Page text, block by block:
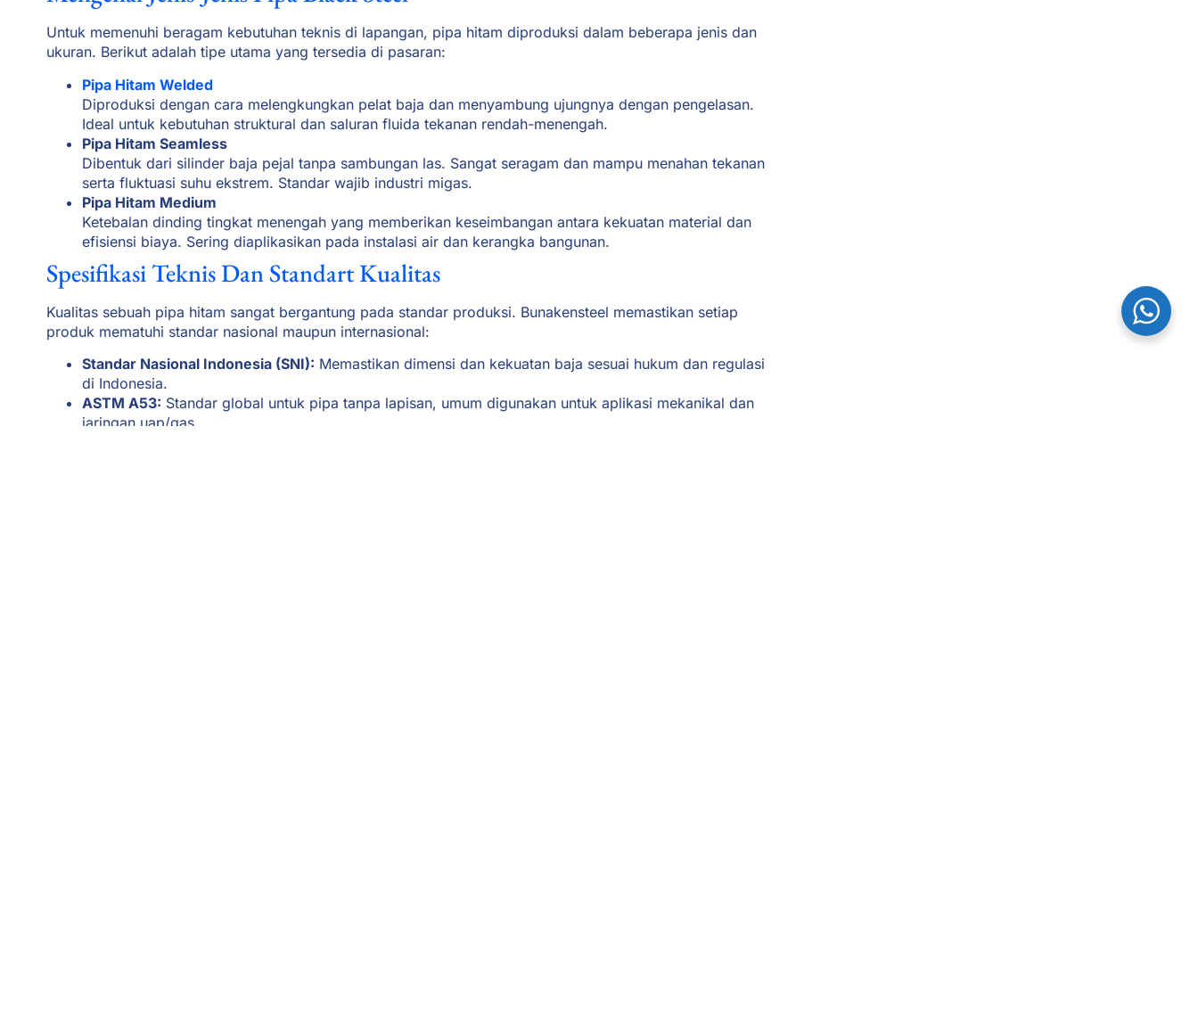
Untuk memenuhi beragam kebutuhan teknis di lapangan, pipa hitam diproduksi dalam beberapa jenis dan
ukuran. Berikut adalah tipe utama yang tersedia di pasaran:
Pipa Hitam Welded
Diproduksi dengan cara melengkungkan pelat baja dan menyambung ujungnya dengan pengelasan.
Ideal untuk kebutuhan struktural dan saluran fluida tekanan rendah-menengah.
Pipa Hitam Seamless
Dibentuk dari silinder baja pejal tanpa sambungan las. Sangat seragam dan mampu menahan tekanan
serta fluktuasi suhu ekstrem. Standar wajib industri migas.
Pipa Hitam Medium
Ketebalan dinding tingkat menengah yang memberikan keseimbangan antara kekuatan material dan
efisiensi biaya. Sering diaplikasikan pada instalasi air dan kerangka bangunan.
Spesifikasi Teknis Dan Standart Kualitas
Kualitas sebuah pipa hitam sangat bergantung pada standar produksi. Bunakensteel memastikan setiap
produk mematuhi standar nasional maupun internasional:
Standar Nasional Indonesia (SNI): Memastikan dimensi dan kekuatan baja sesuai hukum dan regulasi
di Indonesia.
ASTM A53: Standar global untuk pipa tanpa lapisan, umum digunakan untuk aplikasi mekanikal dan
jaringan uap/gas.